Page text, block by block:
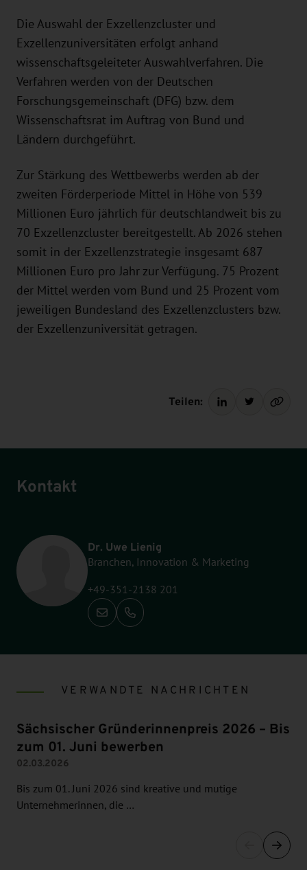
Die Auswahl der Exzellenzcluster und
Exzellenzuniversitäten erfolgt anhand
wissenschaftsgeleiteter Auswahlverfahren. Die
Verfahren werden von der Deutschen
Forschungsgemeinschaft (DFG) bzw. dem
Wissenschaftsrat im Auftrag von Bund und
Ländern durchgeführt.
Zur Stärkung des Wettbewerbs werden ab der
zweiten Förderperiode Mittel in Höhe von 539
Millionen Euro jährlich für deutschlandweit bis zu
70 Exzellenzcluster bereitgestellt. Ab 2026 stehen
somit in der Exzellenzstrategie insgesamt 687
Millionen Euro pro Jahr zur Verfügung. 75 Prozent
der Mittel werden vom Bund und 25 Prozent vom
jeweiligen Bundesland des Exzellenzclusters bzw.
der Exzellenzuniversität getragen.
Teilen:
Kontakt
Dr. Uwe Lienig
Branchen, Innovation & Marketing
+49-351-2138 201
Anrufen: +49-351-2138 201
VERWANDTE NACHRICHTEN
Sächsischer Gründerinnenpreis 2026 – Bis
zum 01. Juni bewerben
02.03.2026
Bis zum 01. Juni 2026 sind kreative und mutige
Unternehmerinnen, die …